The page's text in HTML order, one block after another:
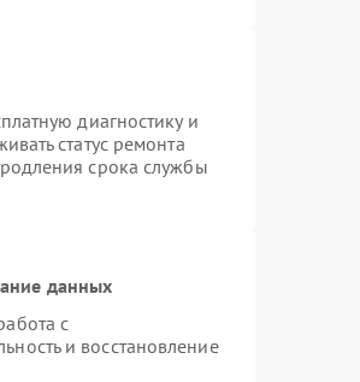
диагностику и
статус ремонта
срока службы
данных
с
и восстановление